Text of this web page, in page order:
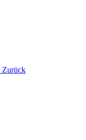
Zurück